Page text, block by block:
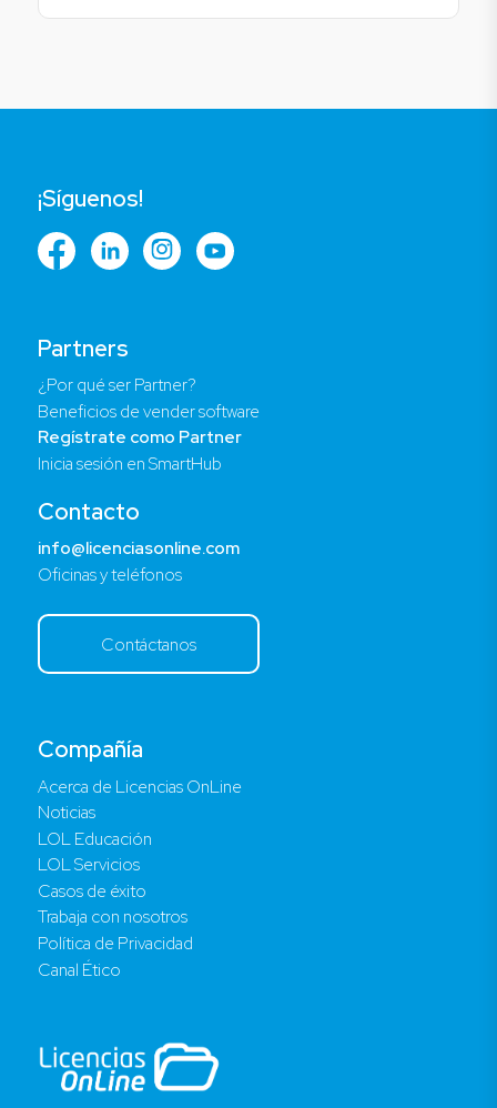
Compañía
Acerca de Licencias OnLine
Noticias
LOL Educación
LOL Servicios
Casos de éxito
Trabaja con nosotros
Política de Privacidad
Canal Ético
Partners
¿Por qué ser Partner?
Beneficios de vender software
Regístrate como Partner
Inicia sesión en SmartHub
Contacto
info@licenciasonline.com
Oficinas y teléfonos
Contáctanos
¡Síguenos!